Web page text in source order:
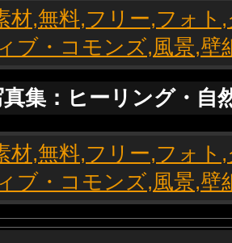
集：ヒーリング・自